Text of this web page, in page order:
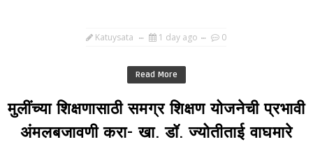
Katuysata 1 day ago 0
Read More
मुलींच्या शिक्षणासाठी समग्र शिक्षण योजनेची प्रभावी
अंमलबजावणी करा- खा. डॉ. ज्योतीताई वाघमारे